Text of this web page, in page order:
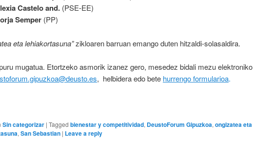
Castelo and. (PSE-EE)
Semper (PP)
eta lehiakortasuna”zikloaren barruan emango duten hitzaldi-solasaldira.
mugatua. Etortzeko asmorik izanez gero, mesedez bidali mezu elektroniko
, helbidera edo bete hurrengo formularioa.
Sin categorizar | Tagged bienestar y competitividad, DeustoForum Gipuzkoa, ongizatea eta
, San Sebastian | Leave a reply